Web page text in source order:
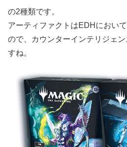
の2種類です。
アーティファクトはEDHにおい
ので、カウンターインテリジェ
すね。